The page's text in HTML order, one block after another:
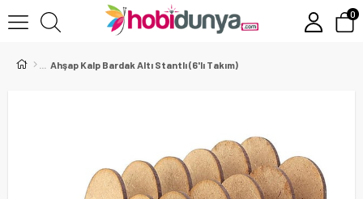
0
Ahşap Kalp Bardak Altı Stantlı (6'lı Takım)